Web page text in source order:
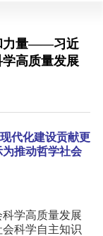
力量——习近
高质量发展
代化建设贡献更
推动哲学社会
学高质量发展
科学自主知识